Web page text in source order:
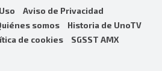
Aviso de Privacidad
somos
Historia de UnoTV
de cookies SGSST AMX